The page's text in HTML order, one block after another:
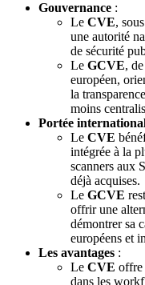
Gouvernance :
Le CVE,
une autorité
de sécurité
Le GCVE,
européen,
la
moins
Portée
Le CVE
intégrée à la
scanners aux
déjà acquises.
Le GCVE
offrir une
démontrer sa
européens et
Les avantages :
Le CVE offre
dans les